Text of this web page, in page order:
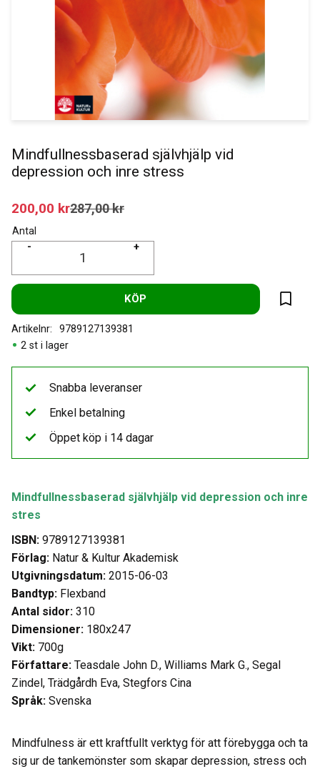
Mindfullnessbaserad självhjälp vid
depression och inre stress
Nedsatt pris:
200,00 krOrdinarie pris:
287,00kr
Antal
+
-
KÖP
Lägg
2 st i lager
Artikelnr 9789127139381
Mindfullnessbaserad självhjälp vid depression och inre
stres
ISBN: 9789127139381
Förlag: Natur & Kultur Akademisk
Utgivningsdatum: 2015-06-03
Bandtyp: Flexband
Antal sidor: 310
Dimensioner: 180x247
Vikt: 700g
Författare: Teasdale John D., Williams Mark G., Segal
Zindel, Trädgårdh Eva, Stegfors Cina
Språk: Svenska
Mindfulness är ett kraftfullt verktyg för att förebygga och ta
sig ur de tankemönster som skapar depression, stress och
Snabba leveranser
Enkel betalning
Öppet köp i 14 dagar